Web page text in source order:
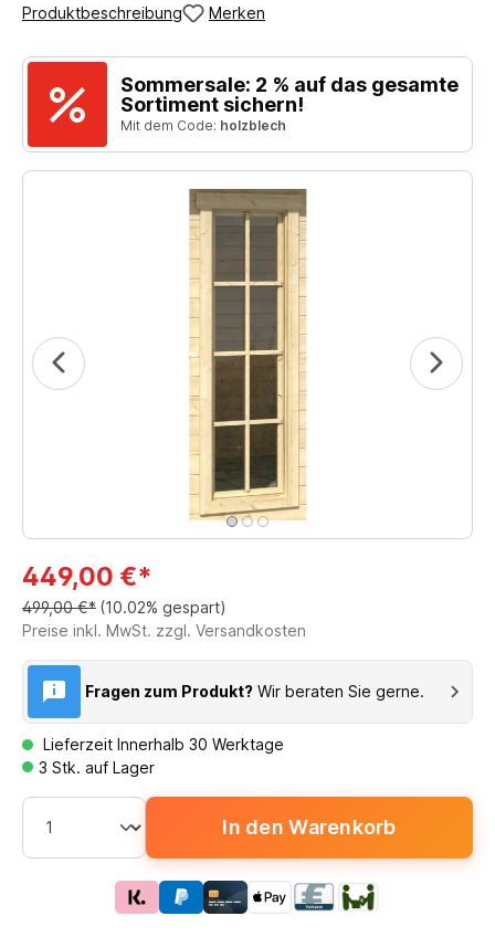
Produktbeschreibung
Merken
Sommersale: 2 % auf das gesamte
Sortiment sichern!
Mit dem Code: holzblech
449,00 €*
499,00 €* (10.02% gespart)
Preise inkl. MwSt. zzgl. Versandkosten
Fragen zum Produkt? Wir beraten Sie gerne.
Lieferzeit Innerhalb 30 Werktage
3 Stk. auf Lager
In den Warenkorb